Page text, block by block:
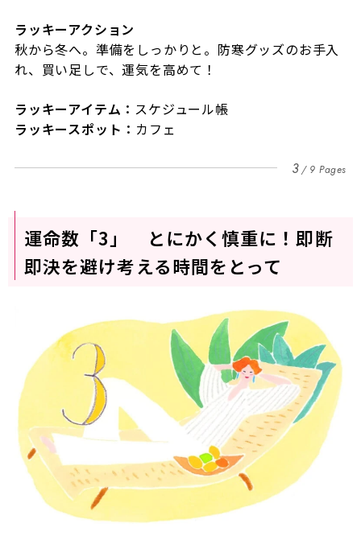
ラッキーアクション
秋から冬へ。準備をしっかりと。防寒グッズのお手入
れ、買い足しで、運気を高めて！
ラッキーアイテム： スケジュール帳
ラッキースポット： カフェ
3 9 Pages
運命数「3」 とにかく慎重に！即断
即決を避け考える時間をとって